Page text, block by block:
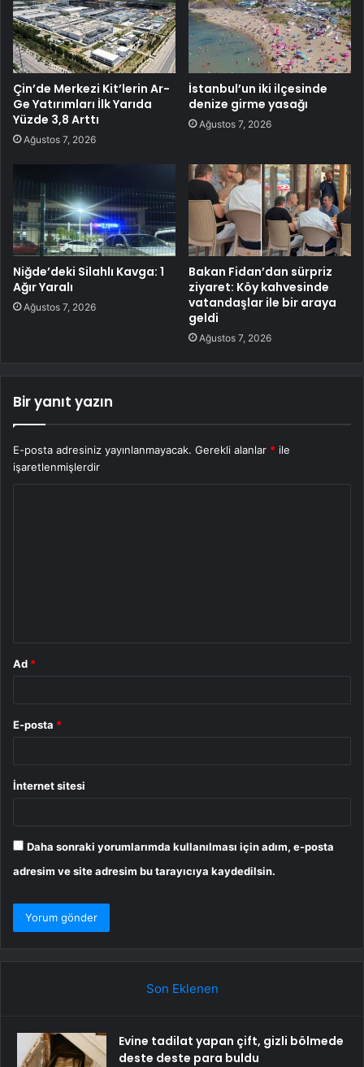
Çin’de Merkezi Kit’lerin Ar-
Ge Yatırımları İlk Yarıda
Yüzde 3,8 Arttı
Ağustos 7, 2026
İstanbul’un iki ilçesinde
denize girme yasağı
Ağustos 7, 2026
Niğde’deki Silahlı Kavga: 1
Ağır Yaralı
Ağustos 7, 2026
Bakan Fidan’dan sürpriz
ziyaret: Köy kahvesinde
vatandaşlar ile bir araya
geldi
Ağustos 7, 2026
Bir yanıt yazın
E-posta adresiniz yayınlanmayacak. Gerekli alanlar * ile
işaretlenmişlerdir
Ad *
E-posta *
İnternet sitesi
Daha sonraki yorumlarımda kullanılması için adım, e-posta
adresim ve site adresim bu tarayıcıya kaydedilsin.
Son Eklenen
Evine tadilat yapan çift, gizli bölmede
deste deste para buldu